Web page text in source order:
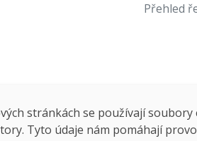
Přehled
stránkách se používají soubory
Tyto údaje nám pomáhají